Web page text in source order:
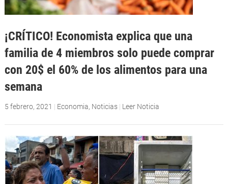
¡CRÍTICO! Economista explica que una
familia de 4 miembros solo puede comprar
con 20$ el 60% de los alimentos para una
semana
5 febrero, 2021 | Economia, Noticias | Leer Noticia